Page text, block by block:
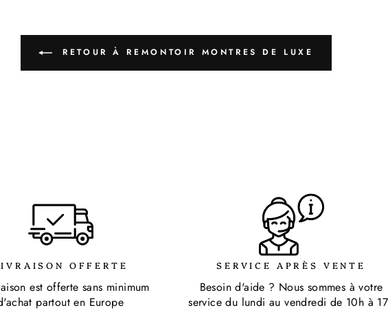
RETOUR À REMONTOIR MONTRES DE LUXE
OFFERTE
est offerte sans minimum
partout en Europe
SERVICE APRÈS VENTE
Besoin d'aide ? Nous sommes à votre
service du lundi au vendredi de 10h à